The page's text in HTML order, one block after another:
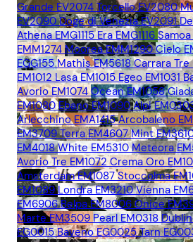
Grande EV2074 Torcello EV2080
EV2090 Doge di Venezia EV2091
Athena EMG1115 Era EMG1116 Samoa
EMM1274 Moorea EMM1290 Cielo
EGG155 Mathis EM5618 Carrara Tre
EM1012 Lasa EM1015 Egeo EM1031
Avorio EM1074 Ocean EM1058
EM1080 Ebano EM1090 Alpi
Arlecchino EMA1415 Arcobaleno
EM3709 Terra EM4607 Mint
EM4018 White EM5310 Meteora
Avorio Tre EM1072 Crema Oro
Amsterdam EM1087 Stoccolma
EM1089 Londra EM3210 Vienna
EM6906 Belpa EM8006 Onice
Marte EM3509 Pearl EM0318
EG0015 Baveno EG0025 Tarn